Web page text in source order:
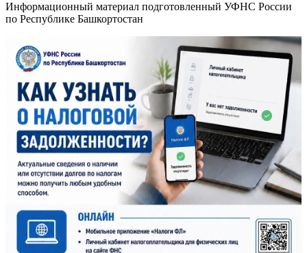
Информационный материал подготовленный УФНС России
по Республике Башкортостан